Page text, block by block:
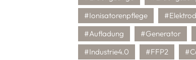
#Ionisatorenpflege
#Aufladung
#Generator
#Industrie4.0
#FFP2